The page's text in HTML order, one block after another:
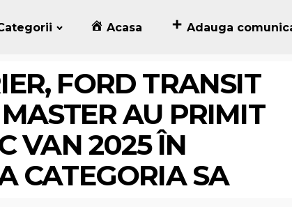
Acasa Adauga
FORD TRANSIT
AU PRIMIT
VAN 2025 ÎN
CATEGORIA SA